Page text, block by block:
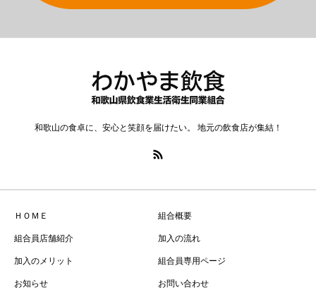
和歌山の食卓に、安心と笑顔を届けたい。 地元の飲食店が集結！
ＨＯＭＥ 組合概要
組合員店舗紹介 加入の流れ
加入のメリット 組合員専用ページ
お知らせ お問い合わせ